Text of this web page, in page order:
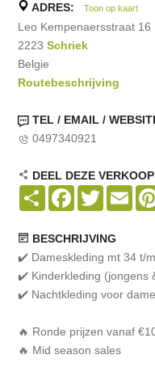
ADRES: Toon op kaart
Leo Kempenaersstraat 16
2223Schriek
Belgie
Routebeschrijving
TEL / EMAIL /
0497340921
DEEL DEZE
Share Facebook
Twitter
BESCHRIJVING
✔️ Dameskleding mt 34 t/
✔️ Kinderkleding (jongens
✔️ Nachtkleding voor
🔥 Ronde prijzen vanaf
🔥 Mid season sales